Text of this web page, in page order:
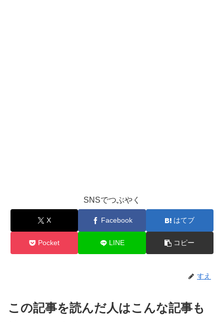
SNSでつぶやく
X Facebook はてブ
Pocket LINE コピー
すえ
この記事を読んだ人はこんな記事も